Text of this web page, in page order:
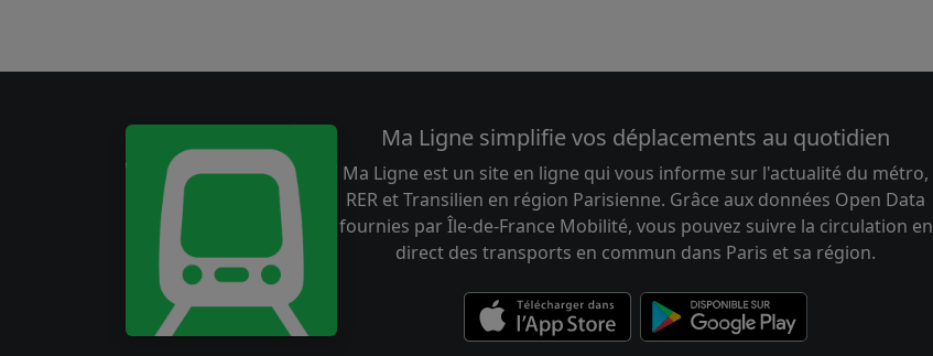
Ma Ligne simplifie vos déplacements au quotidien
Ma Ligne est un site en ligne qui vous informe sur l'actualité du métro,
RER et Transilien en région Parisienne. Grâce aux données Open Data
fournies par Île-de-France Mobilité, vous pouvez suivre la circulation en
direct des transports en commun dans Paris et sa région.